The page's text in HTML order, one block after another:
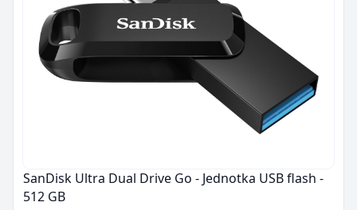
SanDisk Ultra Dual Drive Go - Jednotka USB flash -
512 GB